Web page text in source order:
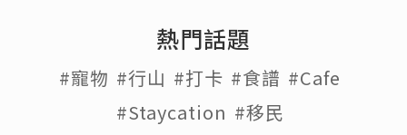
熱門話題
#寵物 #行山 #打卡 #食譜 #Cafe
#Staycation #移民